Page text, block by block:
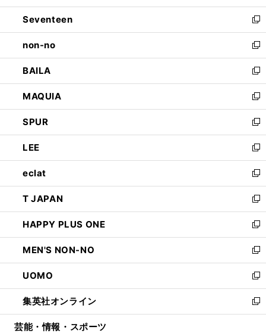
開
く
ウ
で
開
く
ン
ド
ウ
で
開
く
Seventeen
新
し
い
ウ
ィ
ン
ド
ウ
で
開
く
non-no
新
し
い
ウ
ィ
ン
ド
ウ
で
開
く
BAILA
新
し
い
ウ
ィ
ン
ド
ウ
で
開
く
MAQUIA
新
し
い
ウ
ィ
ン
ド
ウ
で
開
く
SPUR
新
し
い
ウ
ィ
ン
ド
ウ
で
開
く
LEE
新
し
い
ウ
ィ
ン
ド
ウ
で
開
く
eclat
新
し
い
ウ
ィ
ン
ド
ウ
で
開
く
T JAPAN
新
し
い
ウ
ィ
ン
ド
ウ
で
開
HAPPY PLUS ONE
新
し
い
ウ
ィ
ン
ド
ウ
MEN'S NON-NO
新
し
い
ウ
ィ
ン
UOMO
新
し
い
ウ
集英社オンライン
新
し
芸能・情報・スポーツ